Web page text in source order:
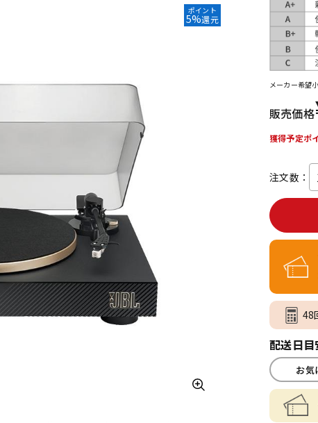
レコ
グ機
ヴィンテージ
ポイント
5%還元
メーカー希望
販売価格
獲得予定ポ
注文数：
48
配送日
お気